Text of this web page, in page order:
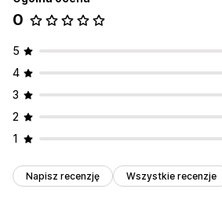
0
5
4
3
2
1
Napisz recenzję Wszystkie recenzje